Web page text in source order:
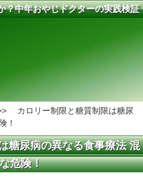
？中年おやじドクターの実践検証
カロリー制限と糖質制限は糖尿
！
糖尿病の異なる食事療法 混
危険！